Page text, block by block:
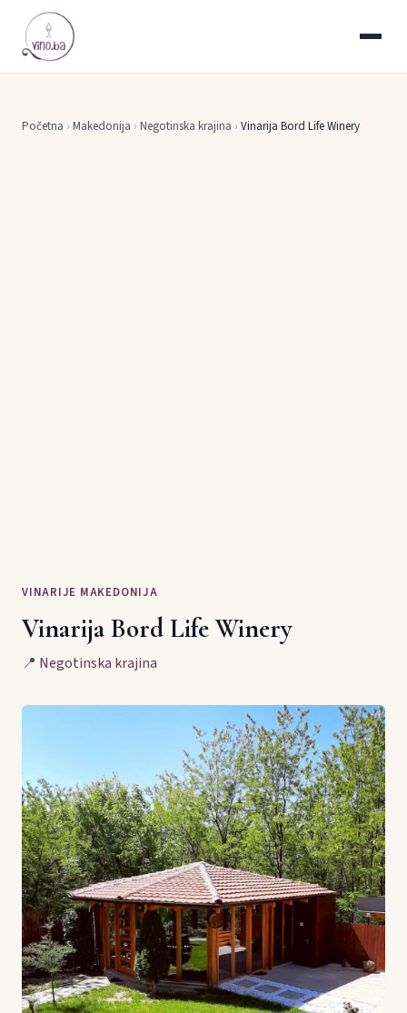
Početna › Makedonija › Negotinska krajina › Vinarija Bord Life Winery
VINARIJE MAKEDONIJA
Vinarija Bord Life Winery
📍 Negotinska krajina